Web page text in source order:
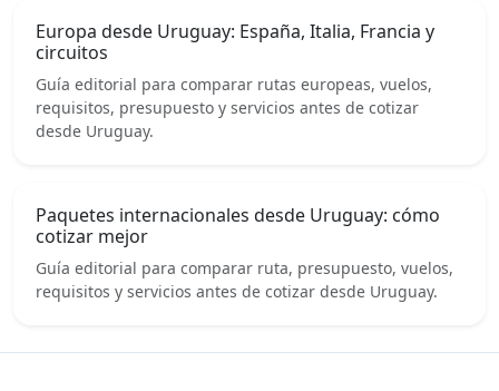
Europa desde Uruguay: España, Italia, Francia y
circuitos
Guía editorial para comparar rutas europeas, vuelos,
requisitos, presupuesto y servicios antes de cotizar
desde Uruguay.
Paquetes internacionales desde Uruguay: cómo
cotizar mejor
Guía editorial para comparar ruta, presupuesto, vuelos,
requisitos y servicios antes de cotizar desde Uruguay.